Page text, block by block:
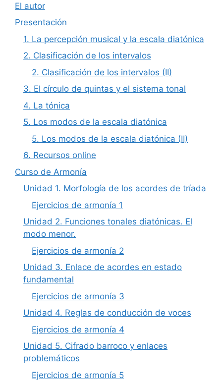
El autor
Presentación
1. La percepción musical y la escala diatónica
2. Clasificación de los intervalos
2. Clasificación de los intervalos (II)
3. El círculo de quintas y el sistema tonal
4. La tónica
5. Los modos de la escala diatónica
5. Los modos de la escala diatónica (II)
6. Recursos online
Curso de Armonía
Unidad 1. Morfología de los acordes de tríada
Ejercicios de armonía 1
Unidad 2. Funciones tonales diatónicas. El
modo menor.
Ejercicios de armonía 2
Unidad 3. Enlace de acordes en estado
fundamental
Ejercicios de armonía 3
Unidad 4. Reglas de conducción de voces
Ejercicios de armonía 4
Unidad 5. Cifrado barroco y enlaces
problemáticos
Ejercicios de armonía 5